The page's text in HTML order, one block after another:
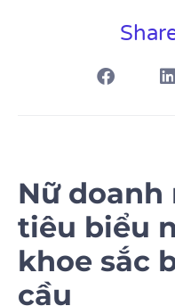
Nữ doanh
tiêu biểu
khoe sắc
cầu